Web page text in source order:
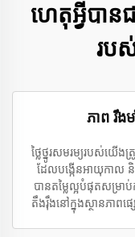
ហេតុអ្វី​បាន​ជ
រប
ភាព រឹង
ថ្លៃ​ថ្នូរ​សមរម្យ​របស់​យើង​
ដែល​បង្កើន​អាយុកាល និ
បាន​តម្លៃ​ល្អ​បំផុត​សម្រ
តឹងរ៉ឹង​នៅ​ក្នុង​ស្ថានភាព​ផ្